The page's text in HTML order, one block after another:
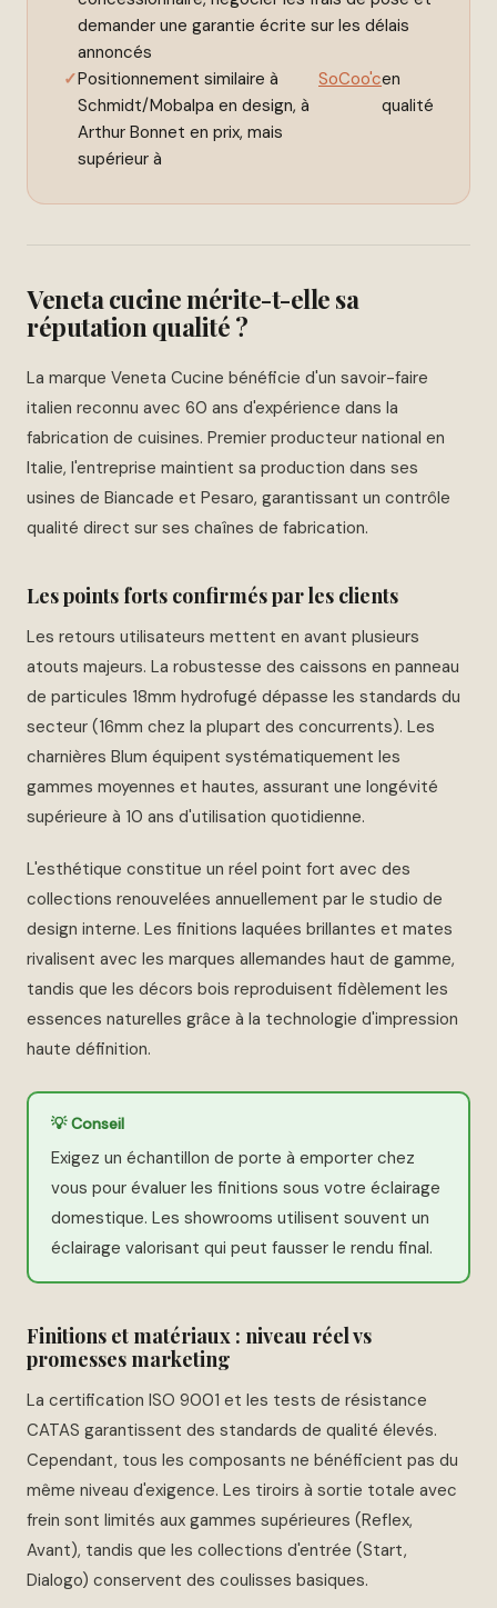
demander une garantie écrite sur les délais
annoncés
Positionnement similaire à
Schmidt/Mobalpa en design, à
Arthur Bonnet en prix, mais
supérieur à
SoCoo'cen
qualité
Veneta cucine mérite-t-elle sa
réputation qualité ?
La marque Veneta Cucine bénéficie d'un savoir-faire
italien reconnu avec 60 ans d'expérience dans la
fabrication de cuisines. Premier producteur national en
Italie, l'entreprise maintient sa production dans ses
usines de Biancade et Pesaro, garantissant un contrôle
qualité direct sur ses chaînes de fabrication.
Les points forts confirmés par les clients
Les retours utilisateurs mettent en avant plusieurs
atouts majeurs. La robustesse des caissons en panneau
de particules 18mm hydrofugé dépasse les standards du
secteur (16mm chez la plupart des concurrents). Les
charnières Blum équipent systématiquement les
gammes moyennes et hautes, assurant une longévité
supérieure à 10 ans d'utilisation quotidienne.
L'esthétique constitue un réel point fort avec des
collections renouvelées annuellement par le studio de
design interne. Les finitions laquées brillantes et mates
rivalisent avec les marques allemandes haut de gamme,
tandis que les décors bois reproduisent fidèlement les
essences naturelles grâce à la technologie d'impression
haute définition.
💡 Conseil
Exigez un échantillon de porte à emporter chez
vous pour évaluer les finitions sous votre éclairage
domestique. Les showrooms utilisent souvent un
éclairage valorisant qui peut fausser le rendu final.
Finitions et matériaux : niveau réel vs
promesses marketing
La certification ISO 9001 et les tests de résistance
CATAS garantissent des standards de qualité élevés.
Cependant, tous les composants ne bénéficient pas du
même niveau d'exigence. Les tiroirs à sortie totale avec
frein sont limités aux gammes supérieures (Reflex,
Avant), tandis que les collections d'entrée (Start,
Dialogo) conservent des coulisses basiques.